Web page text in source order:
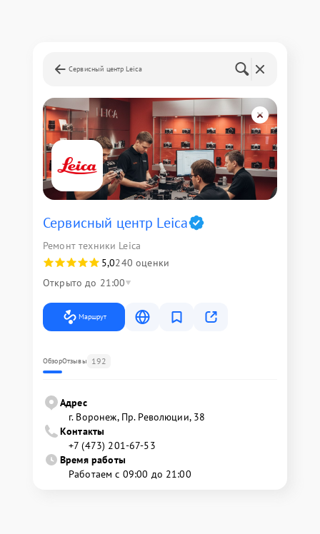
Сервисный центр Leica
Сервисный центр Leica
Ремонт техники Leica
5,0240 оценки
Открыто до 21:00
Маршрут
ОбзорОтзывы 192
Адрес
г. Воронеж, Пр. Революции, 38
Контакты
+7 (473) 201-67-53
Время работы
Работаем с 09:00 до 21:00